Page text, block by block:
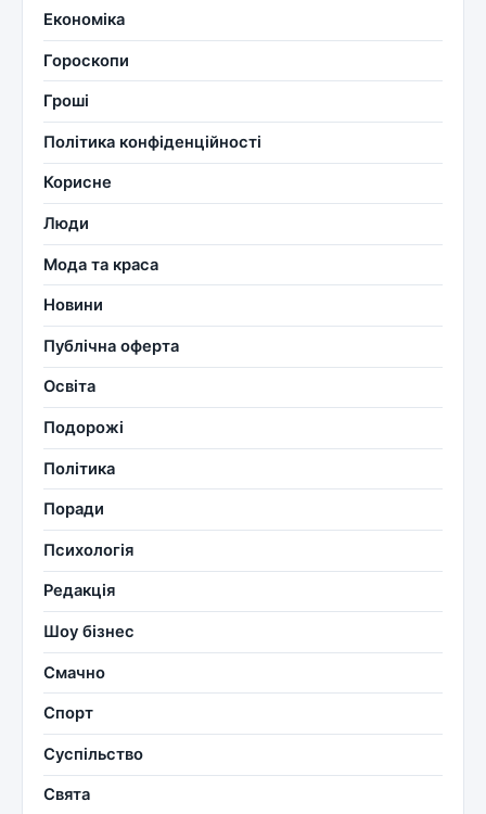
Економіка
Гороскопи
Гроші
Політика конфіденційності
Корисне
Люди
Мода та краса
Новини
Публічна оферта
Освіта
Подорожі
Політика
Поради
Психологія
Редакція
Шоу бізнес
Смачно
Спорт
Суспільство
Свята